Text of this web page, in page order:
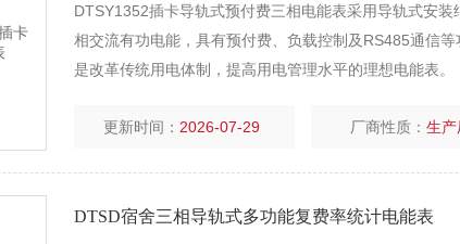
DTSY1352插卡导轨式预付费三相电能表采用导轨式安
相交流有功电能，具有预付费、负载控制及RS485通信
是改革传统用电体制，提高用电管理水平的理想电能表。
更新时间： 2026-07-29 厂商性质：生产
DTSD宿舍三相导轨式多功能复费率统计电能表